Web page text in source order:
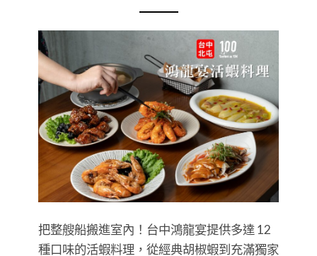
把整艘船搬進室內！台中鴻龍宴提供多達 12
種口味的活蝦料理，從經典胡椒蝦到充滿獨家